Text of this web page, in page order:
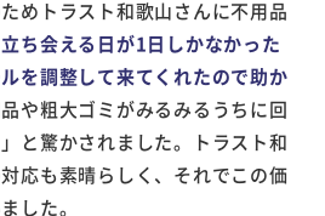
めトラスト和歌山さんに不用品
立ち会える日が1日しかなかった
を調整して来てくれたので助か
や粗大ゴミがみるみるうちに回
と驚かされました。トラスト和
応も素晴らしく、それでこの価
した。